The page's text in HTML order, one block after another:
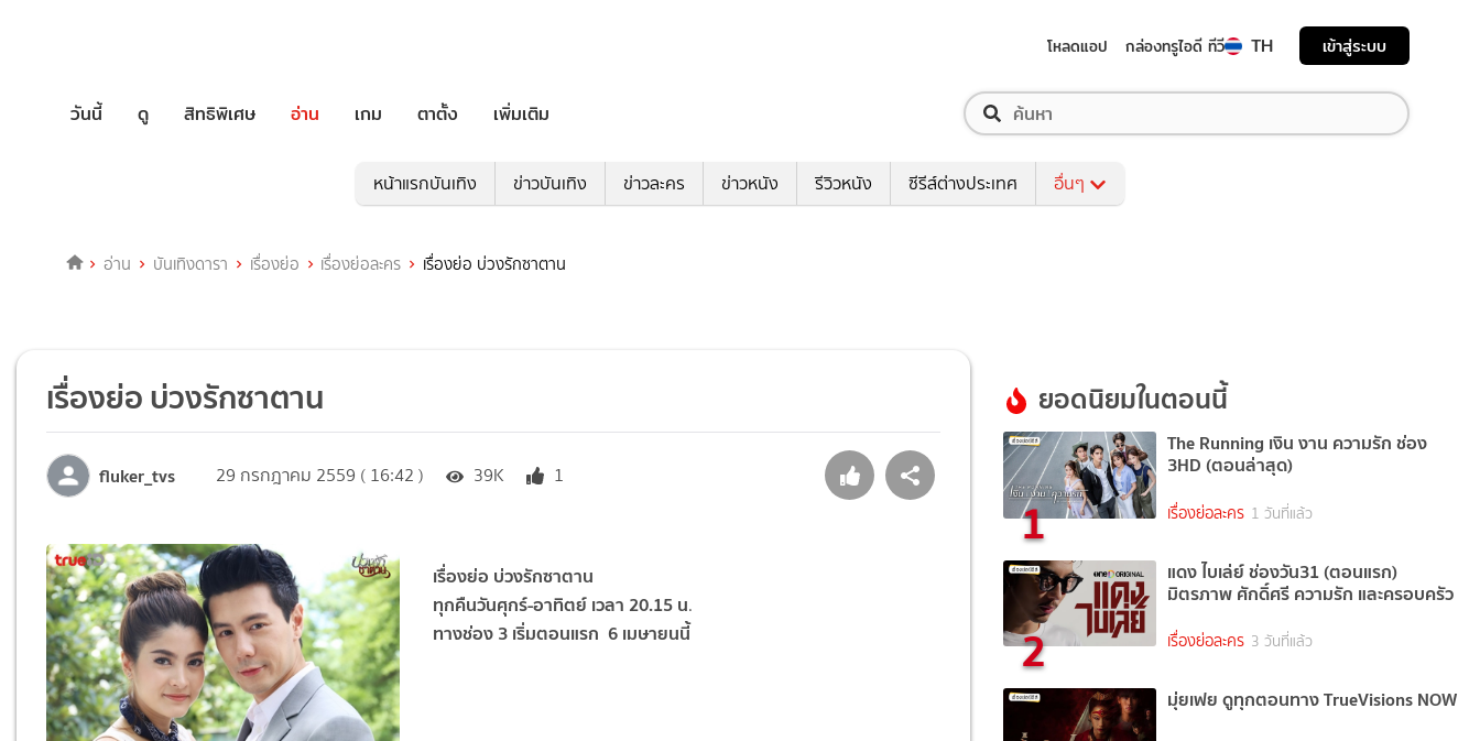
โหลดแอป กล่องทรูไอดี ทีวี TH เข้าสู่ระบบ
วันนี้ ดู สิทธิพิเศษ อ่าน เกม ตาตั้ง เพิ่มเติม
หน้าแรกบันเทิง ข่าวบันเทิง ข่าวละคร ข่าวหนัง รีวิวหนัง ซีรีส์ต่างประเทศ อื่นๆ
อ่าน บันเทิงดารา เรื่องย่อ เรื่องย่อละคร เรื่องย่อ บ่วงรักซาตาน
เรื่องย่อ บ่วงรักซาตาน
fluker_tvs 29 กรกฎาคม 2559 ( 16:42 ) 39K 1
เรื่องย่อ บ่วงรักซาตาน
ทุกคืนวันศุกร์-อาทิตย์เวลา 20.15 น.
ทางช่อง 3เริ่มตอนแรก 6 เมษายนนี้
ยอดนิยมในตอนนี้
1
The Running เงิน งาน ความรัก ช่อง
3HD (ตอนล่าสุด)
เรื่องย่อละคร 1 วันที่แล้ว
2
แดง ไบเล่ย์ ช่องวัน31 (ตอนแรก)
มิตรภาพ ศักดิ์ศรี ความรัก และครอบครัว
เรื่องย่อละคร 3 วันที่แล้ว
มุ่ยเฟย ดูทุกตอนทาง TrueVisions NOW